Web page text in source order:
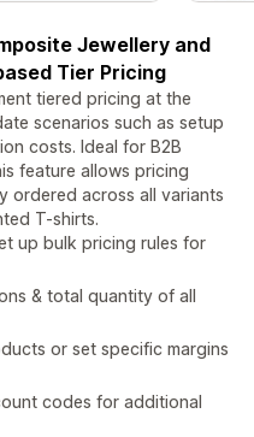
Jewellery and
Tier Pricing
tiered pricing at the
scenarios such as setup
costs. Ideal for B2B
feature allows pricing
ordered across all variants
T-shirts.
up bulk pricing rules for
& total quantity of all
or set specific margins
codes for additional